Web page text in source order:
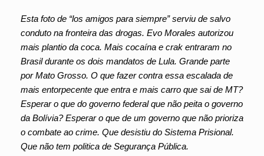
Esta foto de “los amigos para siempre” serviu de salvo
conduto na fronteira das drogas. Evo Morales autorizou
mais plantio da coca. Mais cocaína e crak entraram no
Brasil durante os dois mandatos de Lula. Grande parte
por Mato Grosso. O que fazer contra essa escalada de
mais entorpecente que entra e mais carro que sai de MT?
Esperar o que do governo federal que não peita o governo
da Bolívia? Esperar o que de um governo que não prioriza
o combate ao crime. Que desistiu do Sistema Prisional.
Que não tem politica de Segurança Pública.